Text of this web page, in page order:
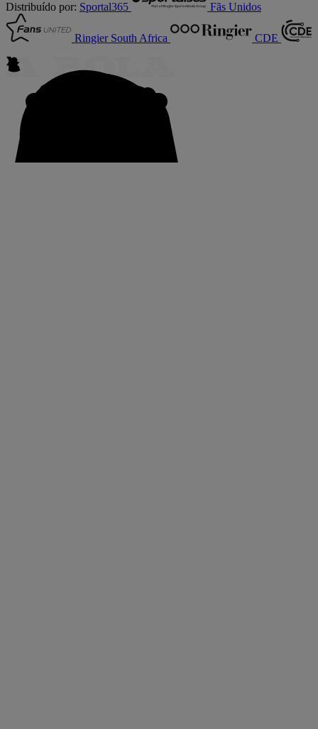
Distribuído por: Sportal365 Fãs Unidos
Ringier South Africa CDE